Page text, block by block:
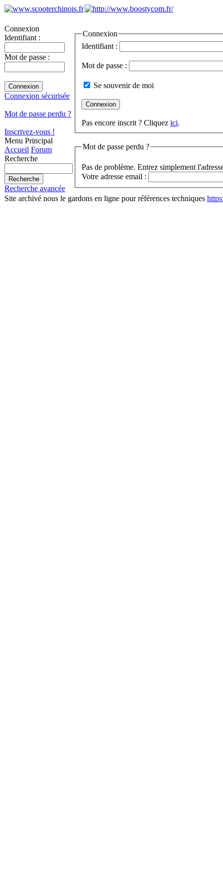
Connexion
Identifiant :
Mot de passe :
Connexion sécurisée
Mot de passe perdu ?
Inscrivez-vous !
Menu Principal
Accueil Forum
Recherche
Recherche avancée
Connexion
Identifiant :
Mot de passe :
Se souvenir de moi
Pas encore inscrit ? Cliquez ici.
Mot de passe perdu ?
Pas de problème. Entrez simplement
Votre adresse email :
Site archivé nous le gardons en ligne pour références techniques